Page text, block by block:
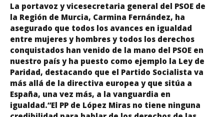
La portavoz y vicesecretaria general del PSOE de
la Región de Murcia, Carmina Fernández, ha
asegurado que todos los avances en igualdad
entre mujeres y hombres y todos los derechos
conquistados han venido de la mano del PSOE en
nuestro país y ha puesto como ejemplo la Ley de
Paridad, destacando que el Partido Socialista va
más allá de la directiva europea y que sitúa a
España, una vez más, a la vanguardia en
igualdad.“El PP de López Miras no tiene ninguna